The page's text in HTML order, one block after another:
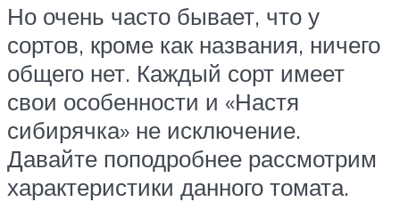
Но очень часто бывает, что у
сортов, кроме как названия, ничего
общего нет. Каждый сорт имеет
свои особенности и «Настя
сибирячка» не исключение.
Давайте поподробнее рассмотрим
характеристики данного томата.